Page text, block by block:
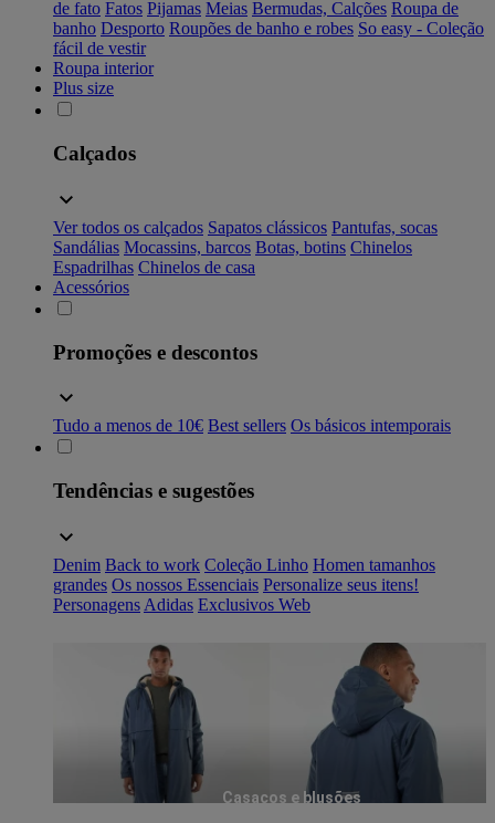
de fato Fatos Pijamas Meias Bermudas, Calções Roupa de
banho Desporto Roupões de banho e robes So easy - Coleção
fácil de vestir
Roupa interior
Plus size
Calçados
Ver todos os calçados Sapatos clássicos Pantufas, socas
Sandálias Mocassins, barcos Botas, botins Chinelos
Espadrilhas Chinelos de casa
Acessórios
Promoções e descontos
Tudo a menos de 10€ Best sellers Os básicos intemporais
Tendências e sugestões
Denim Back to work Coleção Linho Homen tamanhos
grandes Os nossos Essenciais Personalize seus itens!
Personagens Adidas Exclusivos Web
Casacos e blusões